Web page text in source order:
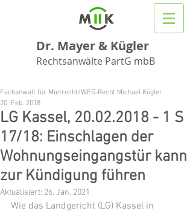
Dr. Mayer & Kügler
Rechtsanwälte PartG mbB
LG Kassel, 20.02.2018 - 1 S
17/18: Einschlagen der
Wohnungseingangstür kann
zur Kündigung führen
Fachanwalt für Mietrecht/WEG-Recht Michael Kügler
20. Feb. 2018
Aktualisiert: 26. Jan. 2021
Wie das Landgericht (LG) Kassel in